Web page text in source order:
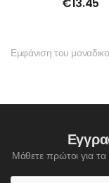
Εμφάνιση του
Μάθετε πρώτοι για